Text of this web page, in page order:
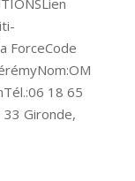
ForceCode
18 65
Gironde,